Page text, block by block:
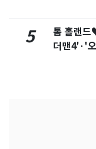
5
톰 홀랜드
더맨4'·'